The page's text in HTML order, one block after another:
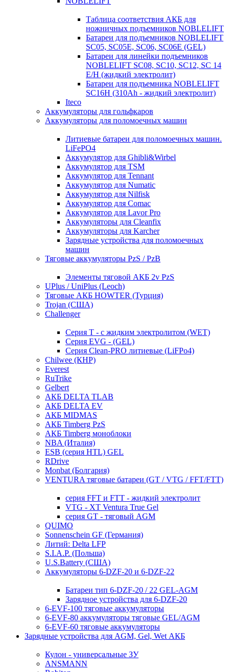
Таблица соответствия АКБ для
ножничных подъемников NOBLELIFT
Батареи для подъемников NOBLELIFT
SC05, SC05E, SC06, SC06E (GEL)
Батареи для линейки подъемников
NOBLELIFT SC08, SC10, SC12, SC 14
E/H (жидкий электролит)
Батареи для подъемника NOBLELIFT
SC16H (310Ah - жидкий электролит)
Iteco
Аккумуляторы для гольфкаров
Аккумуляторы для поломоечных машин
Литиевые батареи для поломоечных машин.
LiFePO4
Аккумулятор для Ghibli&Wirbel
Аккумулятор для TSM
Аккумулятор для Tennant
Аккумулятор для Numatic
Аккумулятор для Nilfisk
Аккумулятор для Comac
Аккумулятор для Lavor Pro
Аккумуляторы для Cleanfix
Аккумуляторы для Karcher
Зарядные устройства для поломоечных
машин
Тяговые аккумуляторы PzS / PzB
Элементы тяговой АКБ 2v PzS
UPlus / UniPlus (Leoch)
Тяговые АКБ HOWTER (Турция)
Trojan (США)
Challenger
Серия T - с жидким электролитом (WET)
Серия EVG - (GEL)
Серия Clean-PRO литиевые (LiFPo4)
Chilwee (КНР)
Everest
RuTrike
Gelbert
АКБ DELTA TLAB
АКБ DELTA EV
АКБ MIDMAS
АКБ Timberg PzS
АКБ Timberg моноблоки
NBA (Италия)
ESB (серия HTL) GEL
RDrive
Monbat (Болгария)
VENTURA тяговые батареи (GT / VTG / FFT/FTT)
серия FFT и FTT - жидкий электролит
VTG - XT Ventura True Gel
серия GT - тяговый AGM
QUIMO
Sonnenschein GF (Германия)
Литий: Delta LFP
S.I.A.P. (Польша)
U.S.Battery (США)
Аккумуляторы 6-DZF-20 и 6-DZF-22
Батареи тип 6-DZF-20 / 22 GEL-AGM
Зарядное устройства для 6-DZF-20
6-EVF-100 тяговые аккумуляторы
6-EVF-80 аккумуляторы тяговые GEL/AGM
6-EVF-60 тяговые аккумуляторы
Зарядные устройства для AGM, Gel, Wet АКБ
Кулон - универсальные ЗУ
ANSMANN